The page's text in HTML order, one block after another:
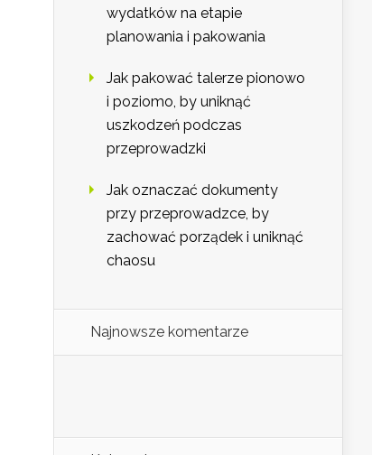
wydatków na etapie
planowania i pakowania
Jak pakować talerze pionowo
i poziomo, by uniknąć
uszkodzeń podczas
przeprowadzki
Jak oznaczać dokumenty
przy przeprowadzce, by
zachować porządek i uniknąć
chaosu
Najnowsze komentarze